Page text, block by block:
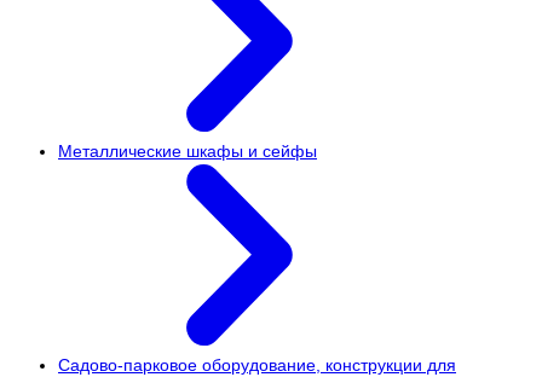
Металлические шкафы и сейфы
Садово-парковое оборудование, конструкции для